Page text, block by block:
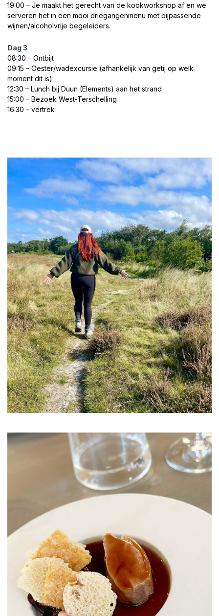
19:00 – Je maakt het gerecht van de kookworkshop af en we
serveren het in een mooi driegangenmenu met bijpassende
wijnen/alcoholvrije begeleiders.
Dag 3
08:30 – Ontbijt
09:15 – Oester/wadexcursie (afhankelijk van getij op welk
moment dit is)
12:30 – Lunch bij Duun (Elements) aan het strand
15:00 – Bezoek West-Terschelling
16:30 – vertrek